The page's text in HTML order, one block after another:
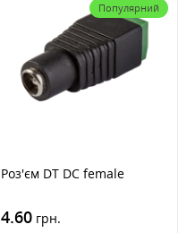
Популярний
Роз'єм DT DC female
4.60 грн.